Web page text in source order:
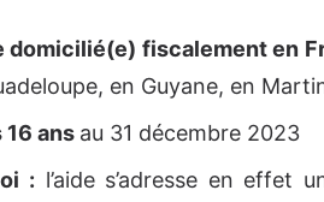
domicilié(e) fiscalement en
en Guyane, en
16 ans au 31 décembre 2023
: l’aide s’adresse en effet